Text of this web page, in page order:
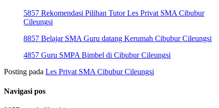
5857 Rekomendasi Pilihan Tutor Les Privat SMA Cibubur
Cileungsi
8857 Belajar SMA Guru datang Kerumah Cibubur Cileungsi
4857 Guru SMPA Bimbel di Cibubur Cileungsi
Posting pada Les Privat SMA Cibubur Cileungsi
Navigasi pos